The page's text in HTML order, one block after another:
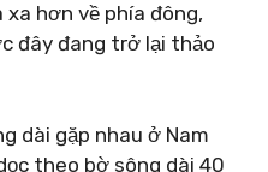
hơn về phía đông,
đây đang trở lại thảo
dài gặp nhau ở Nam
theo bờ sông dài 40